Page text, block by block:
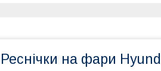
Реснічки на фари